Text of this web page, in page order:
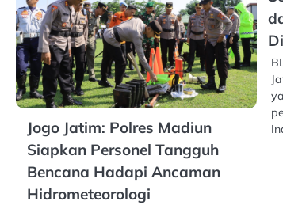
Jogo Jatim: Polres Madiun
Siapkan Personel Tangguh
Bencana Hadapi Ancaman
Hidrometeorologi